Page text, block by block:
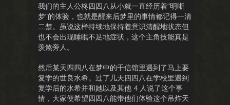
我们的主人公柊四四八从小就一直经历着“明晰
梦”的体验，也就是醒来后梦里的事情都记得一清
二楚。虽说这样持续地保持着意识清醒地状态但
也不会出现睡眠不足地症状，这个主角技能真是
羡煞旁人。
然后某天四四八在梦中的千信馆里遇到了马上要
复学的世良水希。过了几天四四八在学校里遇到
复学后的水希并和她以及其他 4 人说了这个事
情，大家便希望四四八能带他们体验这个吊炸天